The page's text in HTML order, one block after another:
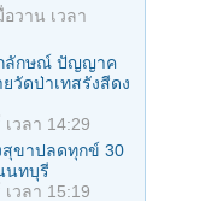
อวาน เวลา
ลักษณ์ ปัญญาค
วัดป่าเทสรังสีดง
เวลา 14:29
ขาปลดทุกข์ 30
นทบุรี
เวลา 15:19